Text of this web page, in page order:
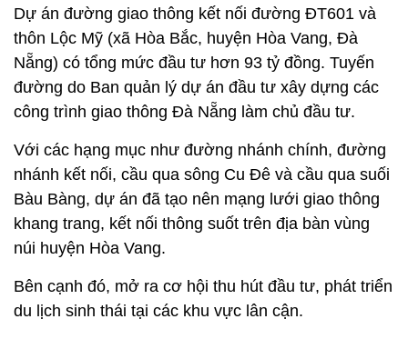
Dự án đường giao thông kết nối đường ĐT601 và
thôn Lộc Mỹ (xã Hòa Bắc, huyện Hòa Vang, Đà
Nẵng) có tổng mức đầu tư hơn 93 tỷ đồng. Tuyến
đường do Ban quản lý dự án đầu tư xây dựng các
công trình giao thông Đà Nẵng làm chủ đầu tư.
Với các hạng mục như đường nhánh chính, đường
nhánh kết nối, cầu qua sông Cu Đê và cầu qua suối
Bàu Bàng, dự án đã tạo nên mạng lưới giao thông
khang trang, kết nối thông suốt trên địa bàn vùng
núi huyện Hòa Vang.
Bên cạnh đó, mở ra cơ hội thu hút đầu tư, phát triển
du lịch sinh thái tại các khu vực lân cận.